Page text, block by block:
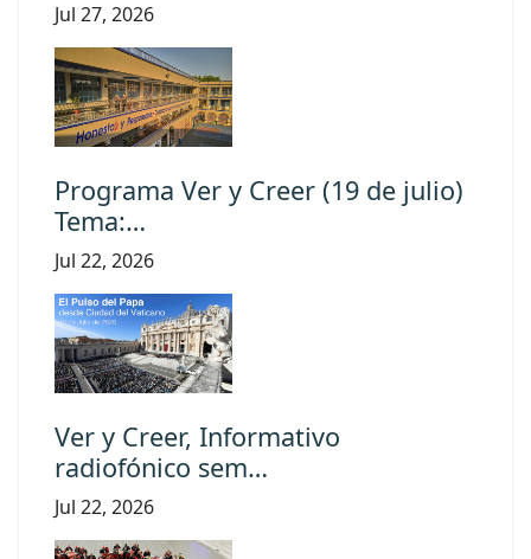
Jul 27, 2026
Programa Ver y Creer (19 de julio)
Tema:…
Jul 22, 2026
Ver y Creer, Informativo
radiofónico sem…
Jul 22, 2026